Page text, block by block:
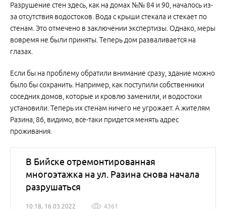
Разрушение стен здесь, как на домах №№ 84 и 90, началось из-
за отсутствия водостоков. Вода с крыши стекала и стекает по
стенам. Это отмечено в заключении экспертизы. Однако, меры
вовремя не были приняты. Теперь дом разваливается на
глазах.
Если бы на проблему обратили внимание сразу, здание можно
было бы сохранить. Например, как поступили собственники
соседних домов, которые и кровлю заменили, и водостоки
установили. Теперь их стенам ничего не угрожает. А жителям
Разина, 86, видимо, все-таки придется менять адрес
проживания.
В Бийске отремонтированная
многоэтажка на ул. Разина снова начала
разрушаться
10:18, 16.03.2022 4361